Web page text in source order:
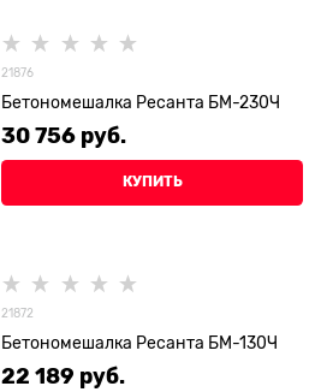
21876
Бетономешалка Ресанта БМ-230Ч
30 756 руб.
КУПИТЬ
21872
Бетономешалка Ресанта БМ-130Ч
22 189 руб.